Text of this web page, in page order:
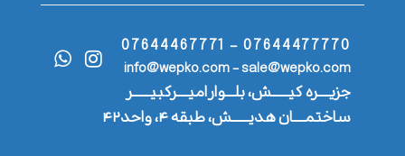
07644477770 - 07644467771
info@wepko.com - sale@wepko.com
جزیــــره کیــــــش، بلـــوار امیــــرکبیــــــر
ساختمــــان هدیــــــش، طبقه ۴، واحد۴۲